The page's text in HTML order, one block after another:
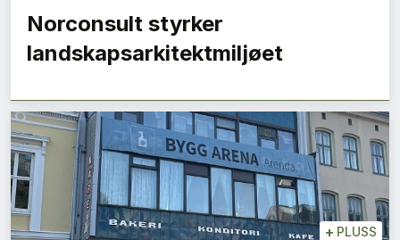
Norconsult styrker
landskapsarkitektmiljøet
+ PLUSS